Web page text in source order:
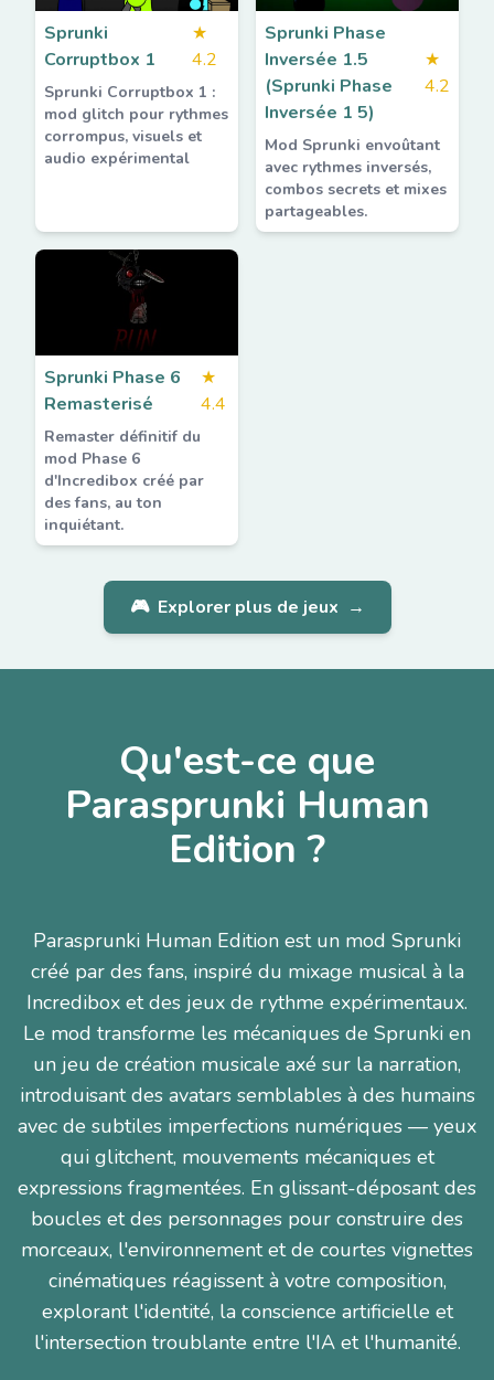
Sprunki
Corruptbox 1
★
4.2
Sprunki Corruptbox 1 :
mod glitch pour rythmes
corrompus, visuels et
audio expérimental
Sprunki Phase
Inversée 1.5
(Sprunki Phase
Inversée 1 5)
★
4.2
Mod Sprunki envoûtant
avec rythmes inversés,
combos secrets et mixes
partageables.
Sprunki Phase 6
Remasterisé
★
4.4
Remaster définitif du
mod Phase 6
d'Incredibox créé par
des fans, au ton
inquiétant.
🎮 Explorer plus de jeux →
Qu'est-ce que
Parasprunki Human
Edition ?
Parasprunki Human Edition est un mod Sprunki
créé par des fans, inspiré du mixage musical à la
Incredibox et des jeux de rythme expérimentaux.
Le mod transforme les mécaniques de Sprunki en
un jeu de création musicale axé sur la narration,
introduisant des avatars semblables à des humains
avec de subtiles imperfections numériques — yeux
qui glitchent, mouvements mécaniques et
expressions fragmentées. En glissant-déposant des
boucles et des personnages pour construire des
morceaux, l'environnement et de courtes vignettes
cinématiques réagissent à votre composition,
explorant l'identité, la conscience artificielle et
l'intersection troublante entre l'IA et l'humanité.